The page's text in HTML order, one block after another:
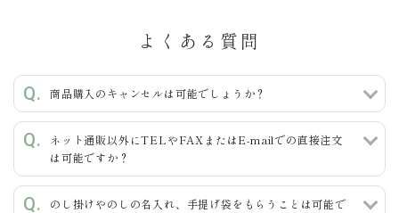
カテゴリー
よくある質問
商品購入のキャンセルは可能でしょうか？
ネット通販以外にTELやFAXまたはE-mailでの直接注文
は可能ですか？
のし掛けやのしの名入れ、手提げ袋をもらうことは可能で